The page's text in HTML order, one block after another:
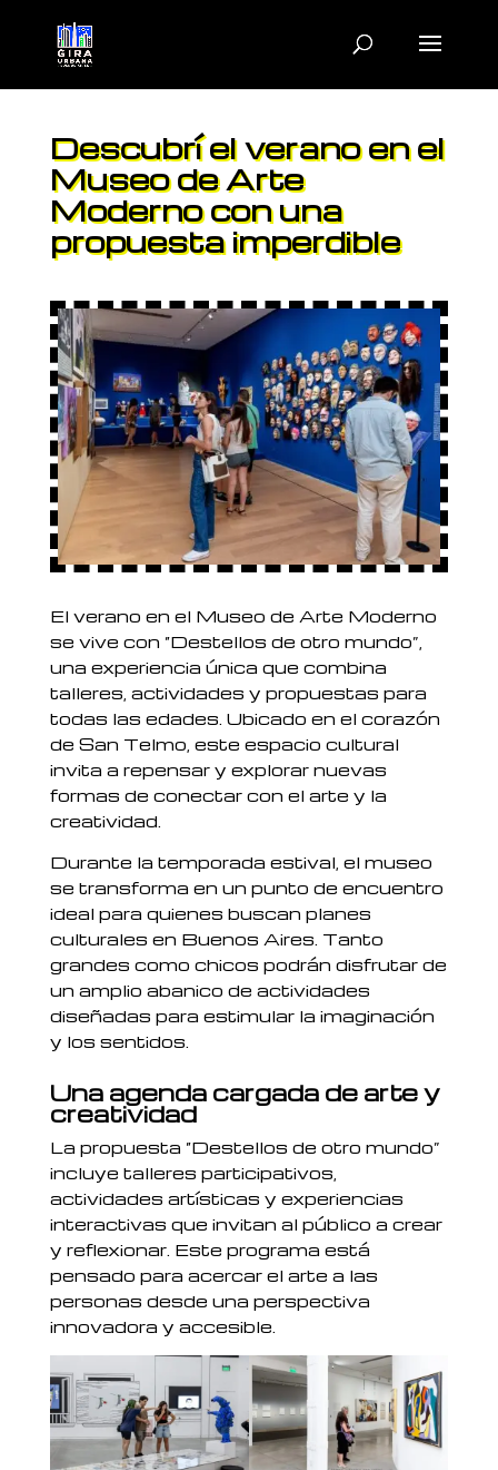
Descubrí el verano en el
Museo de Arte
Moderno con una
propuesta imperdible
El verano en el Museo de Arte Moderno
se vive con “Destellos de otro mundo”,
una experiencia única que combina
talleres, actividades y propuestas para
todas las edades. Ubicado en el corazón
de San Telmo, este espacio cultural
invita a repensar y explorar nuevas
formas de conectar con el arte y la
creatividad.
Durante la temporada estival, el museo
se transforma en un punto de encuentro
ideal para quienes buscan planes
culturales en Buenos Aires. Tanto
grandes como chicos podrán disfrutar de
un amplio abanico de actividades
diseñadas para estimular la imaginación
y los sentidos.
Una agenda cargada de arte y
creatividad
La propuesta “Destellos de otro mundo”
incluye talleres participativos,
actividades artísticas y experiencias
interactivas que invitan al público a crear
y reflexionar. Este programa está
pensado para acercar el arte a las
personas desde una perspectiva
innovadora y accesible.